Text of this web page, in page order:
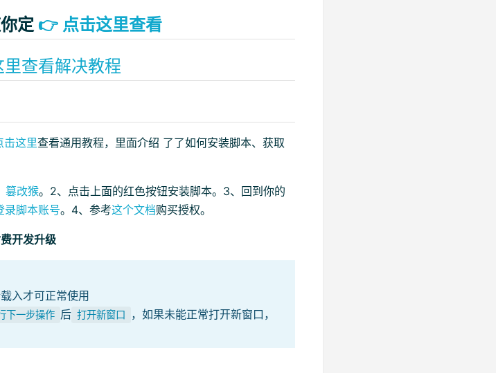
定 👉点击这里查看
里查看解决教程
击这里查看通用教程，里面介绍 了了如何安装脚本、获取
篡改猴。2、点击上面的红色按钮安装脚本。3、回到你的
录脚本账号。4、参考这个文档购买授权。
开发升级
入才可正常使用
下一步操作 后 打开新窗口
，如果未能正常打开新窗口，